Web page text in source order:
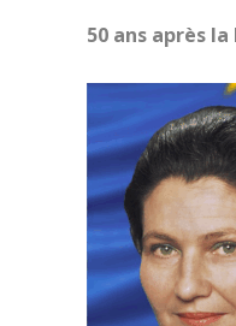
50 ans après